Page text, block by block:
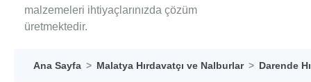
malzemeleri ihtiyaçlarınızda çözüm
üretmektedir.
Ana Sayfa Malatya Hırdavatçı ve Nalburlar Darende